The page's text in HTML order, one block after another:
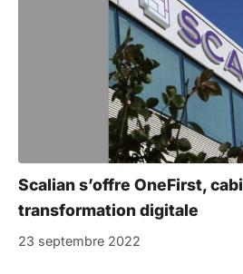
Scalian s’offre OneFirst,
transformation digitale
23 septembre 2022